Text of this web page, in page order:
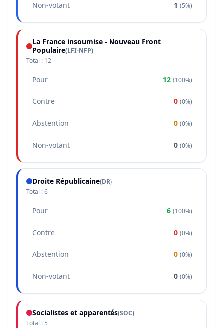
Non-votant 1 (5%)
La France insoumise - Nouveau Front
Populaire(LFI-NFP)
Total : 12
Pour 12 (100%)
Contre 0 (0%)
Abstention 0 (0%)
Non-votant 0 (0%)
Droite Républicaine(DR)
Total :6
Pour 6 (100%)
Contre 0 (0%)
Abstention 0 (0%)
Non-votant 0 (0%)
Socialistes et apparentés(SOC)
Total : 5